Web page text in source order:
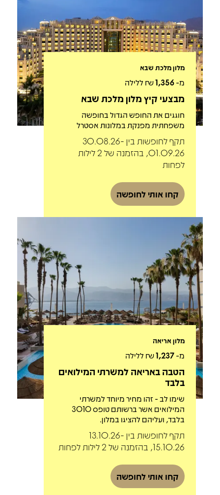
מלון מלכת שבא
מ-1,356₪ ללילה
מבצעי קיץ מלון מלכת שבא
חוגגים את החופש הגדול בחופשה
משפחתית מפנקת במלונות אסטרל
תקף לחופשות בין 30.08.26-
01.09.26, בהזמנה של 2 לילות
לפחות
קחו אותי לחופשה
מלון אריאה
מ-1,237₪ ללילה
הטבה באריאה למשרתי המילואים
בלבד
שימו לב - זהו מחיר מיוחד למשרתי
המילואים אשר ברשותם טופס 3010
בלבד, ועליהם להציגו במלון.
תקף לחופשות בין 13.10.26-
15.10.26, בהזמנה של 2 לילות לפחות
קחו אותי לחופשה